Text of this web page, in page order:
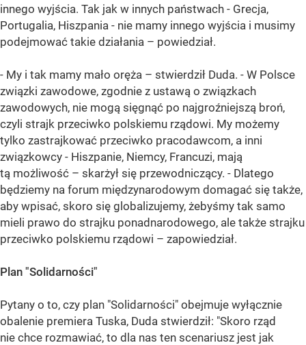
innego wyjścia. Tak jak w innych państwach - Grecja,
Portugalia, Hiszpania - nie mamy innego wyjścia i musimy
podejmować takie działania – powiedział.
- My i tak mamy mało oręża – stwierdził Duda. - W Polsce
związki zawodowe, zgodnie z ustawą o związkach
zawodowych, nie mogą sięgnąć po najgroźniejszą broń,
czyli strajk przeciwko polskiemu rządowi. My możemy
tylko zastrajkować przeciwko pracodawcom, a inni
związkowcy - Hiszpanie, Niemcy, Francuzi, mają
tą możliwość – skarżył się przewodniczący. - Dlatego
będziemy na forum międzynarodowym domagać się także,
aby wpisać, skoro się globalizujemy, żebyśmy tak samo
mieli prawo do strajku ponadnarodowego, ale także strajku
przeciwko polskiemu rządowi – zapowiedział.
Plan "Solidarności"
Pytany o to, czy plan "Solidarności" obejmuje wyłącznie
obalenie premiera Tuska, Duda stwierdził: "Skoro rząd
nie chce rozmawiać, to dla nas ten scenariusz jest jak